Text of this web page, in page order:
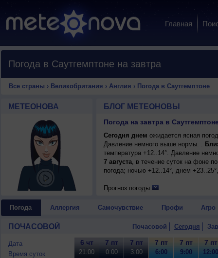
Главная
Погода в Саутгемптоне на завтра
Все страны › Великобритания › Англия › Погода в Саутгемптоне
МЕТЕОНОВА БЛОГ МЕТЕОНОВЫ
Погода на завтра в
Сегодня днем ожидается ясная
Давление немного выше нормы. .
температура +12..14°. Давление
7 августа, в течение суток на фоне
погода; ночью +12..14°, днем
Прогноз погоды
Погода Аллергия Самочувствие Профи Агро
ПОЧАСОВОЙ Почасовой Сегодня
Дата
Время суток
6 чт
21:00
7 пт
0:00
7 пт
3:00
7 пт
6:00
7 пт
9:00
7 пт
12:00